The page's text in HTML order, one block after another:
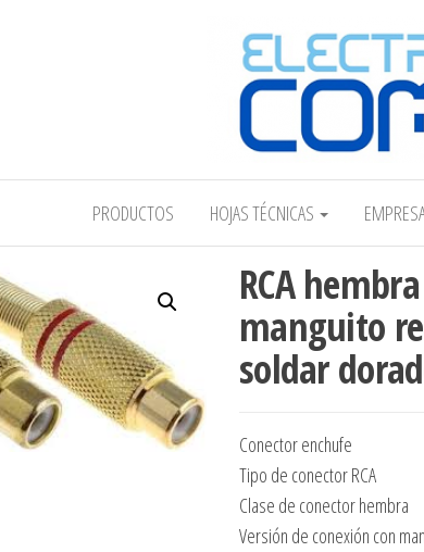
COMPEL
PRODUCTOS HOJAS TÉCNICAS
RCA
manguito
soldar
Conector enchufe
Tipo de conector RCA
Clase de conector hembra
Versión de conexión con